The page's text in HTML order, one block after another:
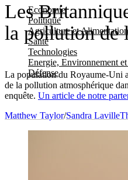
Economie
Politique
Agriculture et Alimentation
Santé
Technologies
Energie, Environnement
Défense
Les
la pollution de
La population du Royaume-Uni
de la pollution atmosphérique
enquête. Un article de notre
Matthew Taylor/Sandra Laville